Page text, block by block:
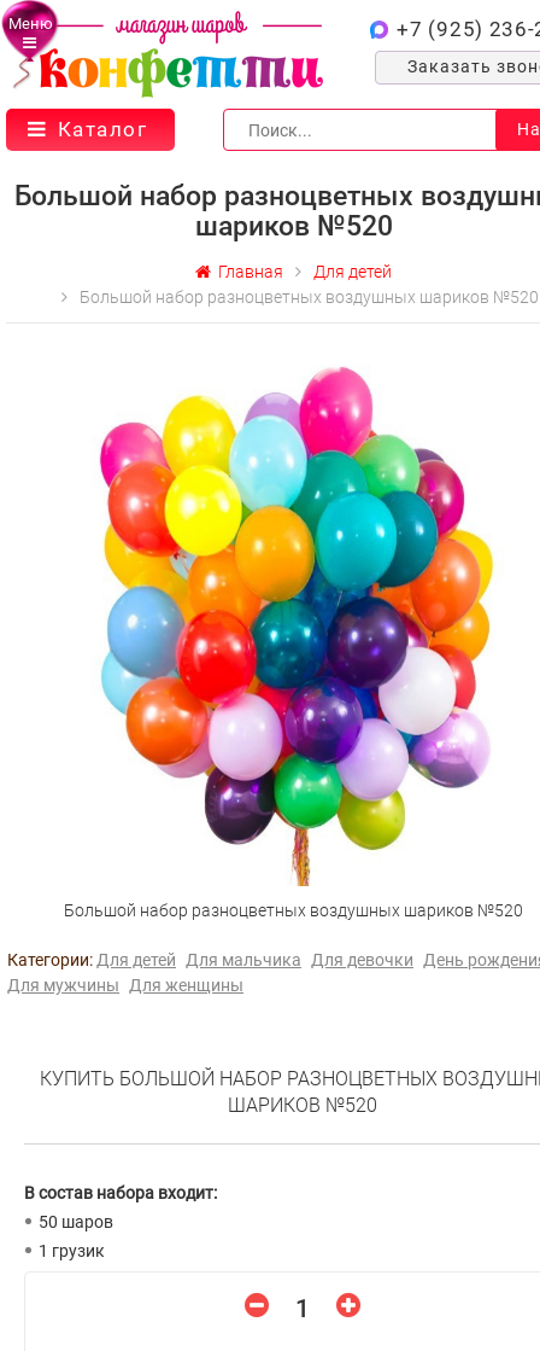
Меню +7 (925) 236-
Заказать
Каталог
Большой набор разноцветных
шариков №520
Главная
Для детей
Большой набор разноцветных воздушных шариков №520
Большой набор разноцветных воздушных шариков №520
Категории:Для детей Для мальчика Для девочки День
Для мужчины Для женщины
КУПИТЬ БОЛЬШОЙ НАБОР РАЗНОЦВЕТНЫХ
ШАРИКОВ №520
В состав набора входит:
50 шаров
1 грузик